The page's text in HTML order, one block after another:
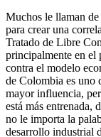
Muchos le llaman
para crear una
Tratado de Libre
principalmente en el
contra el modelo
de Colombia es uno
mayor influencia,
está más entrenada,
no le importa la
desarrollo industrial